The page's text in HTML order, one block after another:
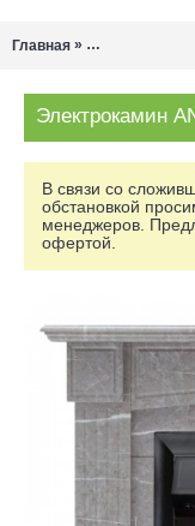
Главная » Электрокамин
В связи со
обстановкой
менеджеров.
офертой.